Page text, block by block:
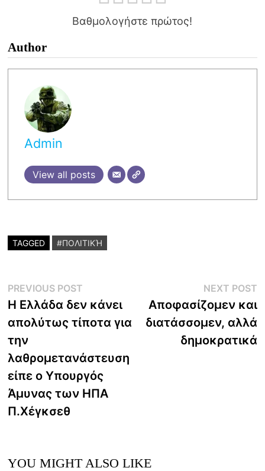
Βαθμολογήστε πρώτος!
Author
Admin
View all posts
TAGGED #ΠΟΛΙΤΙΚΉ
Post
navigation
PREVIOUS POSTPrevious
post:
Η Ελλάδα δεν κάνει
απολύτως τίποτα για
την
λαθρομετανάστευση
είπε ο Υπουργός
Άμυνας των ΗΠΑ
Π.Χέγκσεθ
NEXT POST
Αποφασίζομεν και
διατάσσομεν, αλλά
δημοκρατικά
YOU MIGHT ALSO LIKE